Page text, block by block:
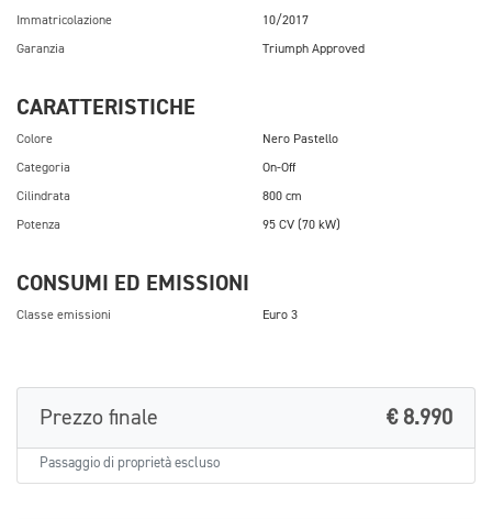
Immatricolazione 10/2017
Garanzia Triumph Approved
CARATTERISTICHE
Colore Nero Pastello
Categoria On-Off
Cilindrata 800 cm
Potenza 95 CV (70 kW)
CONSUMI ED EMISSIONI
Classe emissioni Euro 3
Prezzo finale € 8.990
Passaggio di proprietà escluso